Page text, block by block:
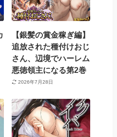
【銀髪の賞金稼ぎ編】
追放された種付けおじ
さん、辺境でハーレム
悪徳領主になる第2巻
2026年7月28日